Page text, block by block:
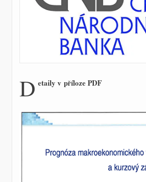
D etaily v příloze PDF